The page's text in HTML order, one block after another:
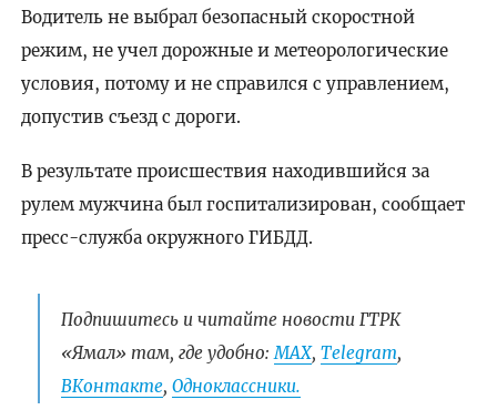
Водитель не выбрал безопасный скоростной
режим, не учел дорожные и метеорологические
условия, потому и не справился с управлением,
допустив съезд с дороги.
В результате происшествия находившийся за
рулем мужчина был госпитализирован, сообщает
пресс-служба окружного ГИБДД.
Подпишитесь и читайте новости ГТРК
«Ямал» там, где удобно:МАХ, Telegram,
ВКонтакте, Одноклассники.